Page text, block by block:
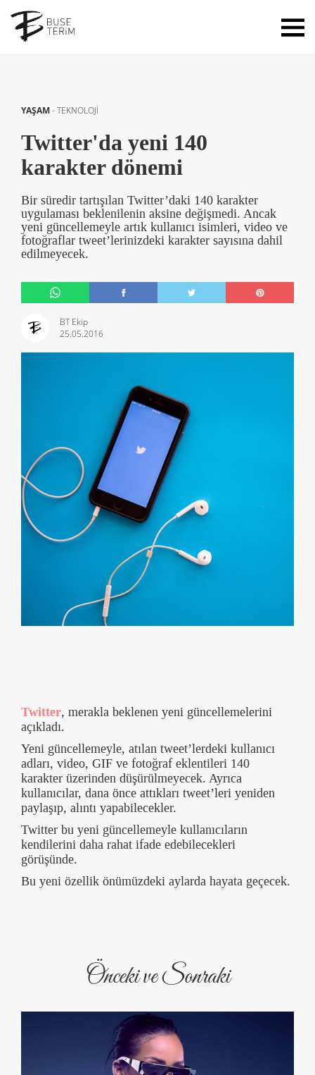
YAŞAM-TEKNOLOJİ
Twitter'da yeni 140
karakter dönemi
Bir süredir tartışılan Twitter’daki 140 karakter
uygulaması beklenilenin aksine değişmedi. Ancak
yeni güncellemeyle artık kullanıcı isimleri, video ve
fotoğraflar tweet’lerinizdeki karakter sayısına dahil
edilmeyecek.
BT Ekip
25.05.2016
Twitter, merakla beklenen yeni güncellemelerini
açıkladı.
Yeni güncellemeyle, atılan tweet’lerdeki kullanıcı
adları, video, GIF ve fotoğraf eklentileri 140
karakter üzerinden düşürülmeyecek. Ayrıca
kullanıcılar, dana önce attıkları tweet’leri yeniden
paylaşıp, alıntı yapabilecekler.
Twitter bu yeni güncellemeyle kullanıcıların
kendilerini daha rahat ifade edebilecekleri
görüşünde.
Bu yeni özellik önümüzdeki aylarda hayata geçecek.
Önceki ve Sonraki